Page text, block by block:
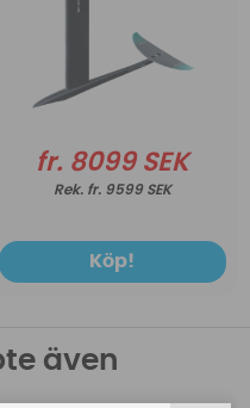
fr. 8099 SEK
fr. 9599 SEK
Köp!
även